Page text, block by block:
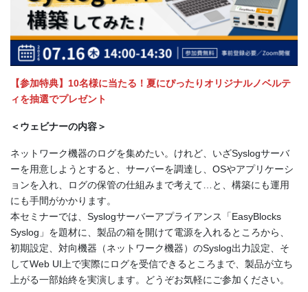
【参加特典】10名様に当たる！夏にぴったりオリジナルノベルテ
ィを抽選でプレゼント
＜ウェビナーの内容＞
ネットワーク機器のログを集めたい。けれど、いざSyslogサーバ
ーを用意しようとすると、サーバーを調達し、OSやアプリケーシ
ョンを入れ、ログの保管の仕組みまで考えて…と、構築にも運用
にも手間がかかります。
本セミナーでは、Syslogサーバーアプライアンス「EasyBlocks
Syslog」を題材に、製品の箱を開けて電源を入れるところから、
初期設定、対向機器（ネットワーク機器）のSyslog出力設定、そ
してWeb UI上で実際にログを受信できるところまで、製品が立ち
上がる一部始終を実演します。どうぞお気軽にご参加ください。